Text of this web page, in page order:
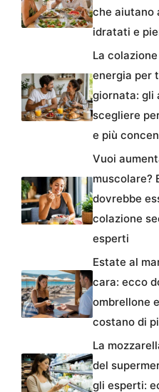
che aiutano
idratati e
La
energia per
giornata: gli
scegliere
e più
Vuoi
muscolare?
dovrebbe
colazione
esperti
Estate al
cara: ecco
ombrellone
costano di
La
del
gli esperti: